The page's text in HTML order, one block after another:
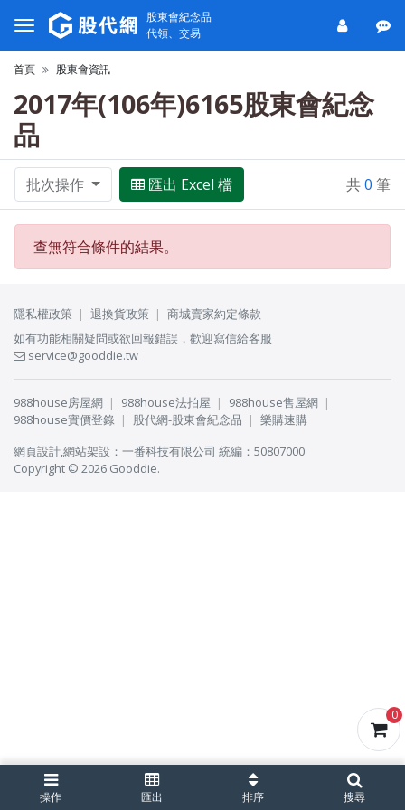
0
股東會紀念品
代領、交易
首頁 股東會資訊
2017年(106年)6165股東會紀念
品
批次操作 匯出 Excel 檔 共0 筆
查無符合條件的結果。
操作 匯出 排序 搜尋
隱私權政策 退換貨政策
商城賣家約定條款
如有功能相關疑問或欲回報錯誤，歡迎寫信給客服
service@gooddie.tw
988house房屋網 988house法拍屋
988house售屋網
988house實價登錄
股代網-股東會紀念品
樂購速購
網頁設計,網站架設 ： 一番科技有限公司 統編：50807000
Copyright © 2026 Gooddie.